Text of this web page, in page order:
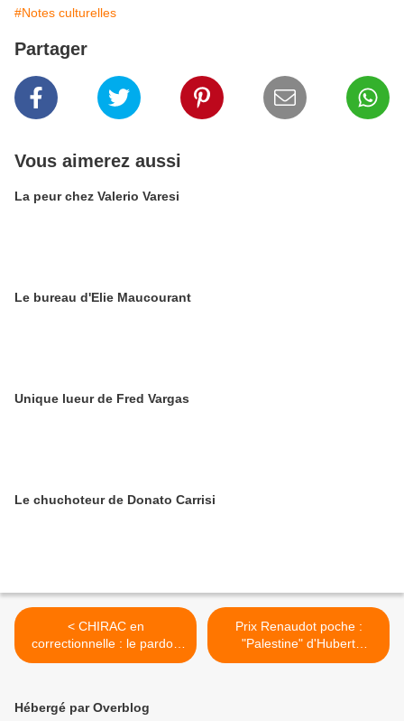
#Notes culturelles
Partager
Vous aimerez aussi
La peur chez Valerio Varesi
Le bureau d'Elie Maucourant
Unique lueur de Fred Vargas
Le chuchoteur de Donato Carrisi
< CHIRAC en
correctionnelle : le pardon
du PS, le silence de l'UMP
Prix Renaudot poche :
"Palestine" d'Hubert
Haddad >
Hébergé par Overblog